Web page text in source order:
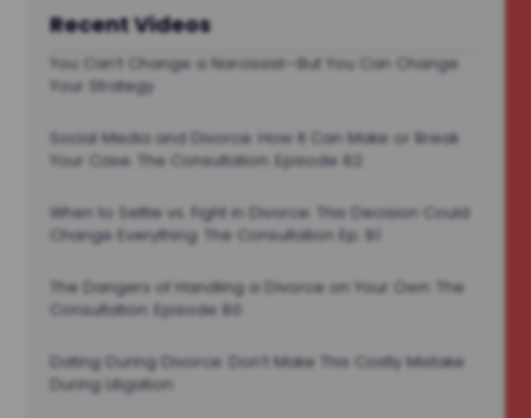
Recent Videos
You Can’t Change a Narcissist—But You Can Change
Your Strategy
Social Media and Divorce: How It Can Make or Break
Your Case. The Consultation: Episode 82
When to Settle vs. Fight in Divorce: This Decision Could
Change Everything: The Consultation Ep. 81
The Dangers of Handling a Divorce on Your Own: The
Consultation: Episode 80
Dating During Divorce: Don’t Make This Costly Mistake
During Litigation